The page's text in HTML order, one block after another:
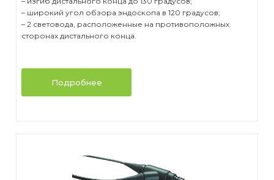
– широкий угол обзора эндоскопа в 120 градусов;
– 2 световода, расположенные на противоположных
сторонах дистального конца.
Подробнее